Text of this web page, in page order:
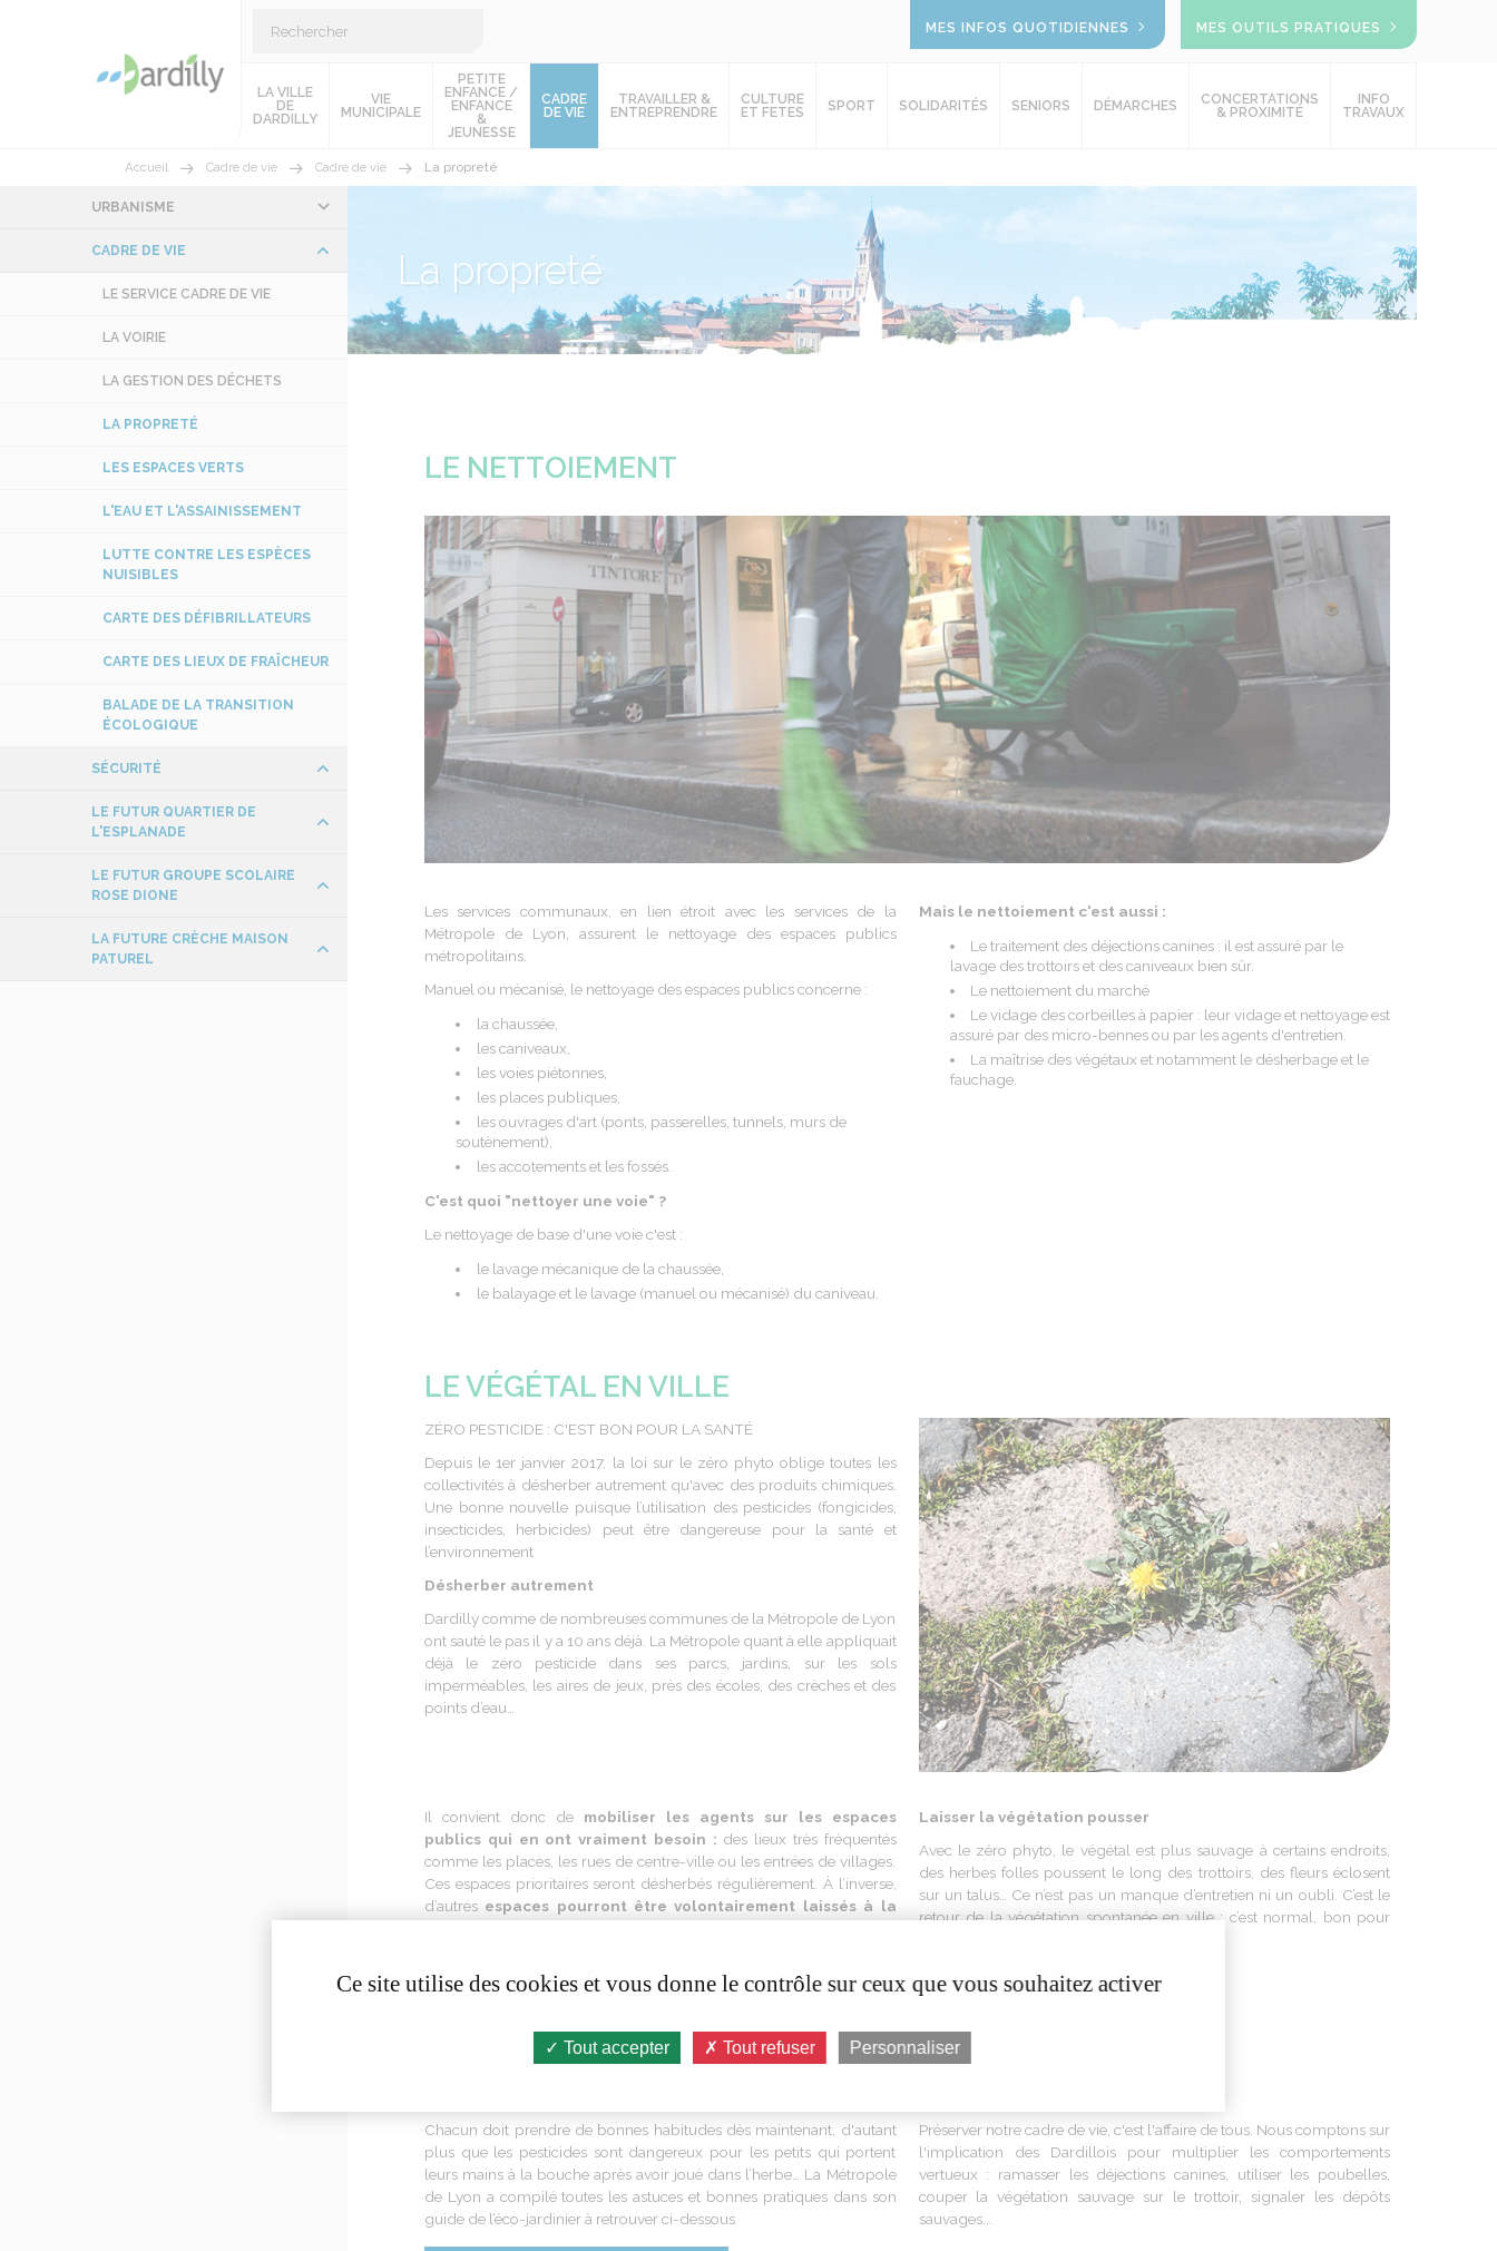
MES INFOS QUOTIDIENNES MES OUTILS PRATIQUES
LA VILLE
DE
DARDILLY
VIE
MUNICIPALE
PETITE
ENFANCE /
ENFANCE
&
JEUNESSE
CADRE
DE VIE
TRAVAILLER &
ENTREPRENDRE
CULTURE
ET FETES
SPORT SOLIDARITÉS SENIORS DÉMARCHES
CONCERTATIONS
& PROXIMITÉ
INFO
TRAVAUX
Accueil Cadre de vie Cadre de vie La propreté
La propreté
LE NETTOIEMENT
Les services communaux, en lien étroit avec les services de la
Métropole de Lyon, assurent le nettoyage des espaces publics
métropolitains.
Manuel ou mécanisé, le nettoyage des espaces publics concerne :
la chaussée,
les caniveaux,
les voies piétonnes,
les places publiques,
les ouvrages d'art (ponts, passerelles, tunnels, murs de
soutènement),
les accotements et les fossés.
C'est quoi "nettoyer une voie" ?
Le nettoyage de base d'une voie c'est :
le lavage mécanique de la chaussée,
le balayage et le lavage (manuel ou mécanisé) du caniveau.
Mais le nettoiement c'est aussi :
Le traitement des déjections canines : il est assuré par le
lavage des trottoirs et des caniveaux bien sûr.
Le nettoiement du marché
Le vidage des corbeilles à papier : leur vidage et nettoyage est
assuré par des micro-bennes ou par les agents d'entretien.
La maîtrise des végétaux et notamment le désherbage et le
fauchage.
LE VÉGÉTAL EN VILLE
ZÉRO PESTICIDE : C'EST BON POUR LA SANTÉ
Depuis le 1er janvier 2017, la loi sur le zéro phyto oblige toutes les
collectivités à désherber autrement qu'avec des produits chimiques.
Une bonne nouvelle puisque l’utilisation des pesticides (fongicides,
insecticides, herbicides) peut être dangereuse pour la santé et
l’environnement
Désherber autrement
Dardilly comme de nombreuses communes de la Métropole de Lyon
ont sauté le pas il y a 10 ans déjà. La Métropole quant à elle appliquait
déjà le zéro pesticide dans ses parcs, jardins, sur les sols
imperméables, les aires de jeux, près des écoles, des crèches et des
points d’eau…
Il convient donc de mobiliser les agents sur les espaces
publics qui en ont vraiment besoin : des lieux très fréquentés
comme les places, les rues de centre-ville ou les entrées de villages.
Ces espaces prioritaires seront désherbés régulièrement. À l’inverse,
d’autres espaces pourront être volontairement laissés à la
une lutte non chimique, avec des produits certifiés zéro phyto, seront
mis en place 2 à 4 fois par an.
Laisser la végétation pousser
Avec le zéro phyto, le végétal est plus sauvage à certains endroits,
des herbes folles poussent le long des trottoirs, des fleurs éclosent
sur un talus… Ce n’est pas un manque d’entretien ni un oubli. C’est le
retour de la végétation spontanée en ville : c’est normal, bon pour
ET MOI, JE FAIS QUOI ?
Chacun doit prendre de bonnes habitudes dès maintenant, d'autant
plus que les pesticides sont dangereux pour les petits qui portent
leurs mains à la bouche après avoir joué dans l’herbe… La Métropole
de Lyon a compilé toutes les astuces et bonnes pratiques dans son
guide de l’éco-jardinier à retrouver ci-dessous ​
Préserver notrecadre de vie, c'est l'affairedetous. Nouscomptonssur
l'implication des Dardilloispour multiplier lescomportements
vertueux : ramasserles déjections canines, utiliserles poubelles
couperlavégétation sauvage sur letrottoir, signaler les dépôts
sauvages...
URBANISME
CADRE DE VIE
LE SERVICE CADRE DE VIE
LA VOIRIE
LA GESTION DES DÉCHETS
LA PROPRETÉ
LES ESPACES VERTS
L'EAU ET L'ASSAINISSEMENT
LUTTE CONTRE LES ESPÈCES
NUISIBLES
CARTE DES DÉFIBRILLATEURS
CARTE DES LIEUX DE FRAÎCHEUR
BALADE DE LA TRANSITION
ÉCOLOGIQUE
SÉCURITÉ
LE FUTUR QUARTIER DE
L'ESPLANADE
LE FUTUR GROUPE SCOLAIRE
ROSE DIONE
LA FUTURE CRÈCHE MAISON
PATUREL
Ce site utilise des cookies et vous donne le contrôle sur ceux que vous souhaitez activer
Tout accepter Tout refuser Personnaliser